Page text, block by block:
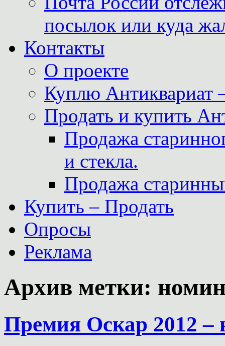
посылок или куда
Контакты
О проекте
Куплю Антиквариат
Продать и купить
Продажа
и стекла.
Продажа
Купить – Продать
Опросы
Реклама
Архив метки:
Премия Оскар 2012 –